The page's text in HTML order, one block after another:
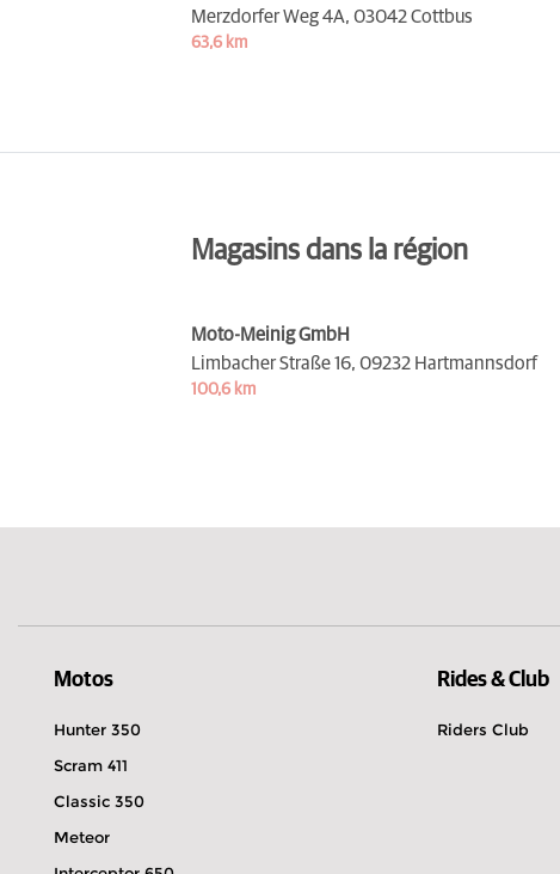
Merzdorfer Weg 4A, 03042 Cottbus
63,6 km
Magasins dans la région
Moto-Meinig GmbH
Limbacher Straße 16, 09232 Hartmannsdorf
100,6 km
Motos
Hunter 350
Scram 411
Classic 350
Meteor
Rides & Club
Riders Club